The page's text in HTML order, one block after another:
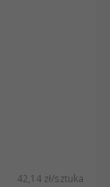
42,14 zł/sztuka